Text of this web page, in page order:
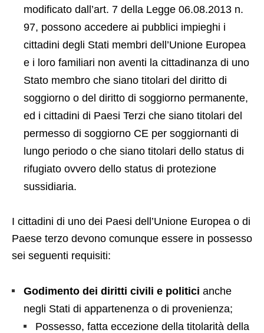
modificato dall’art. 7 della Legge 06.08.2013 n.
97, possono accedere ai pubblici impieghi i
cittadini degli Stati membri dell’Unione Europea
e i loro familiari non aventi la cittadinanza di uno
Stato membro che siano titolari del diritto di
soggiorno o del diritto di soggiorno permanente,
ed i cittadini di Paesi Terzi che siano titolari del
permesso di soggiorno CE per soggiornanti di
lungo periodo o che siano titolari dello status di
rifugiato ovvero dello status di protezione
sussidiaria.
I cittadini di uno dei Paesi dell’Unione Europea o di
Paese terzo devono comunque essere in possesso
sei seguenti requisiti:
Godimento dei diritti civili e politici anche
negli Stati di appartenenza o di provenienza;
Possesso, fatta eccezione della titolarità della